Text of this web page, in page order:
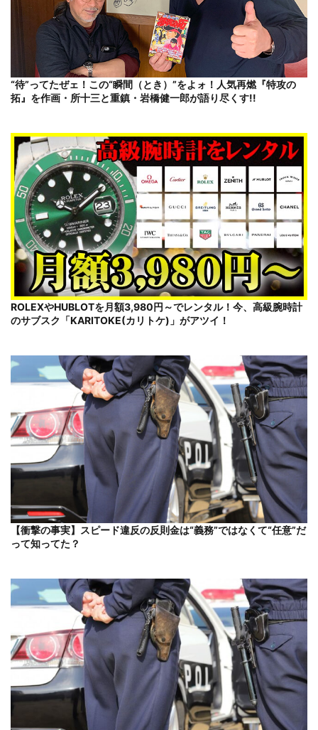
“待”ってたぜェ！この“瞬間（とき）”をよォ！人気再燃『特攻の
拓』を作画・所十三と重鎮・岩橋健一郎が語り尽くす!!
ROLEXやHUBLOTを月額3,980円～でレンタル！今、高級腕時計
のサブスク「KARITOKE(カリトケ)」がアツイ！
【衝撃の事実】スピード違反の反則金は“義務”ではなくて“任意”だ
って知ってた？